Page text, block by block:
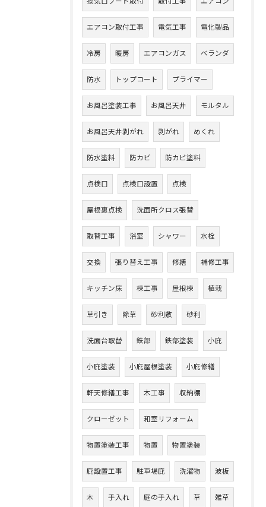
エアコン取付工事 電気工事 電化製品
冷房 暖房 エアコンガス ベランダ
防水 トップコート プライマー
お風呂塗装工事 お風呂天井 モルタル
お風呂天井剥がれ 剥がれ めくれ
防水塗料 防カビ 防カビ塗料
点検口 点検口設置 点検
屋根裏点検 洗面所クロス張替
取替工事 浴室 シャワー 水栓
交換 張り替え工事 修繕 補修工事
キッチン床 棟工事 屋根棟 植栽
草引き 除草 砂利敷 砂利
洗面台取替 鉄部 鉄部塗装 小庇
小庇塗装 小庇屋根塗装 小庇修繕
軒天修繕工事 木工事 収納棚
クローゼット 和室リフォーム
物置塗装工事 物置 物置塗装
庇設置工事 駐車場庇 洗濯物 波板
木 手入れ 庭の手入れ 草 雑草